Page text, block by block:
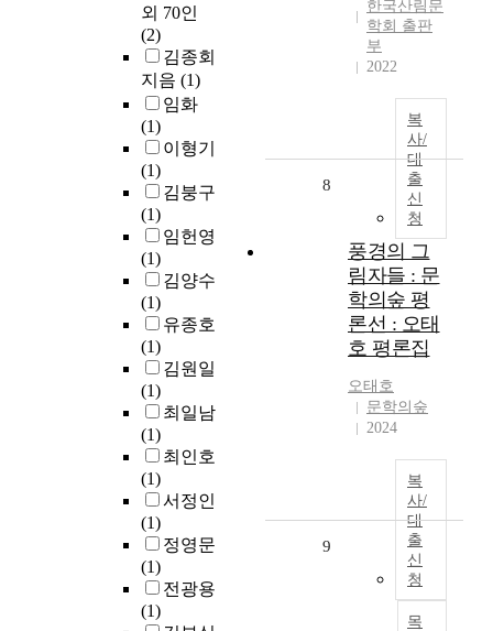
외 70인
(2)
김종회
지음 (1)
임화
(1)
이형기
(1)
김붕구
(1)
임헌영
(1)
김양수
(1)
유종호
(1)
김원일
(1)
최일남
(1)
최인호
(1)
서정인
(1)
정영문
(1)
전광용
(1)
한국산림문
학회 출판
부
2022
복
사/
대
출
신
청
8
풍경의 그
림자들 : 문
학의숲 평
론선 : 오태
호 평론집
오태호
문학의숲
2024
복
사/
대
출
신
청
목
9